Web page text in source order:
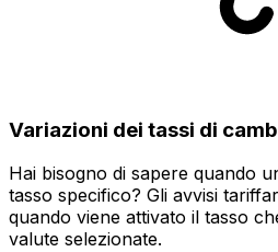
Variazioni dei tassi di
Hai bisogno di sapere quando
tasso specifico? Gli avvisi
quando viene attivato il tasso
valute selezionate.